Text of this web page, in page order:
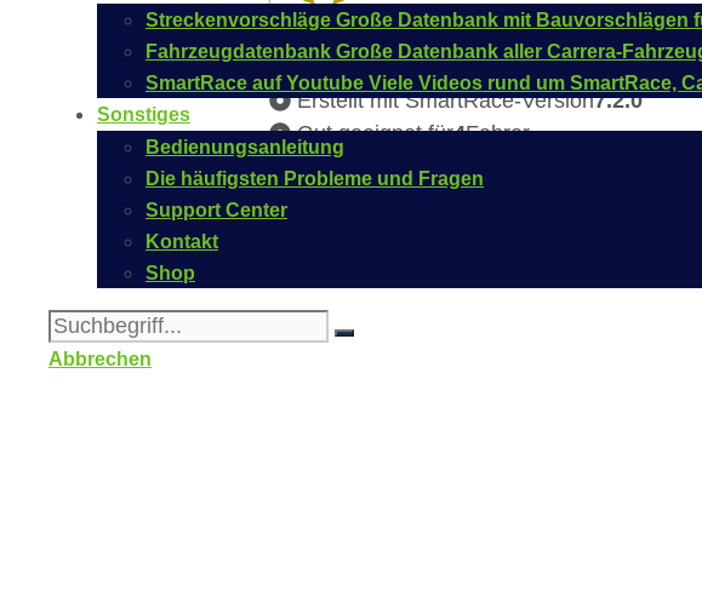
Streckenvorschläge Große Datenbank mit Bauvorschlägen
Fahrzeugdatenbank Große Datenbank aller Carrera-
SmartRace auf Youtube Viele Videos rund um SmartRace,
Sonstiges
Bedienungsanleitung
Die häufigsten Probleme und Fragen
Support Center
Kontakt
Shop
Abbrechen
Erstellt mit SmartRace-Version7.2.0
Gut geeignet für4Fahrer
Bildschirmgröße